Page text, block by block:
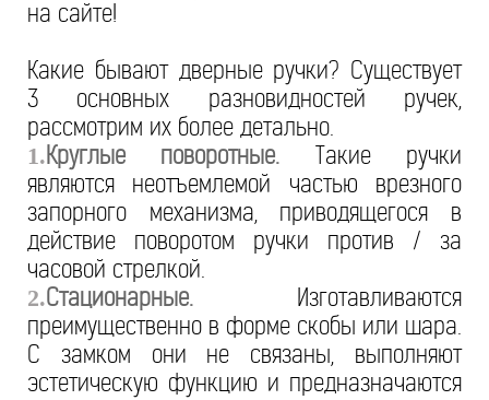
на сайте!
Какие бывают дверные ручки? Существует
3 основных разновидностей ручек,
рассмотрим их более детально.
1.Круглые поворотные. Такие ручки
являются неотъемлемой частью врезного
запорного механизма, приводящегося в
действие поворотом ручки против / за
часовой стрелкой.
2.Стационарные. Изготавливаются
преимущественно в форме скобы или шара.
С замком они не связаны, выполняют
эстетическую функцию и предназначаются